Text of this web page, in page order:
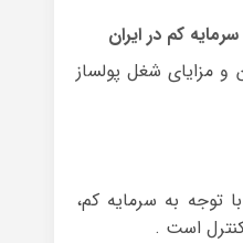
کم در ایران
مزایای شغل پولساز
توجه به سرمایه کم،
است .